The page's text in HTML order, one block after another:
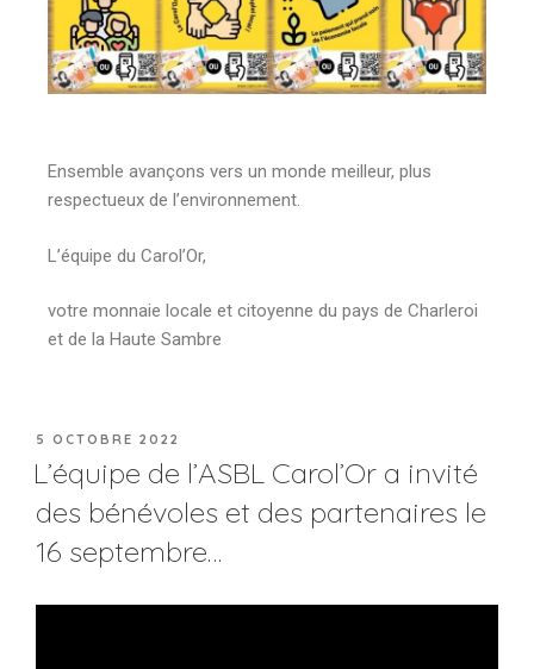
Ensemble avançons vers un monde meilleur, plus
respectueux de l’environnement.
L’équipe du Carol’Or,
votre monnaie locale et citoyenne du pays de Charleroi
et de la Haute Sambre
5 OCTOBRE 2022
L’équipe de l’ASBL Carol’Or a invité
des bénévoles et des partenaires le
16 septembre…